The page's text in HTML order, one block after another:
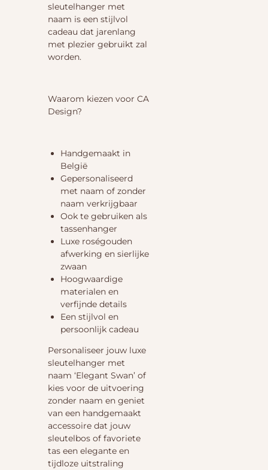
sleutelhanger met
naam is een stijlvol
cadeau dat jarenlang
met plezier gebruikt zal
worden.
Waarom kiezen voor CA
Design?
Handgemaakt in
België
Gepersonaliseerd
met naam of zonder
naam verkrijgbaar
Ook te gebruiken als
tassenhanger
Luxe roségouden
afwerking en sierlijke
zwaan
Hoogwaardige
materialen en
verfijnde details
Een stijlvol en
persoonlijk cadeau
Personaliseer jouw luxe
sleutelhanger met
naam ‘Elegant Swan’ of
kies voor de uitvoering
zonder naam en geniet
van een handgemaakt
accessoire dat jouw
sleutelbos of favoriete
tas een elegante en
tijdloze uitstraling